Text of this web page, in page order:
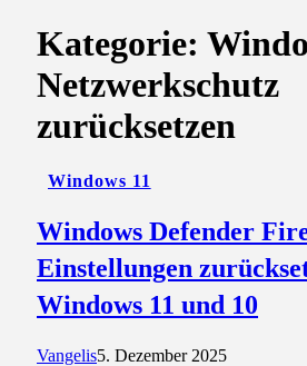
Kategorie:
Netzwerkschutz
zurücksetzen
Windows 11
Windows Defender
Einstellungen
Windows 11 und 10
Vangelis5. Dezember 2025